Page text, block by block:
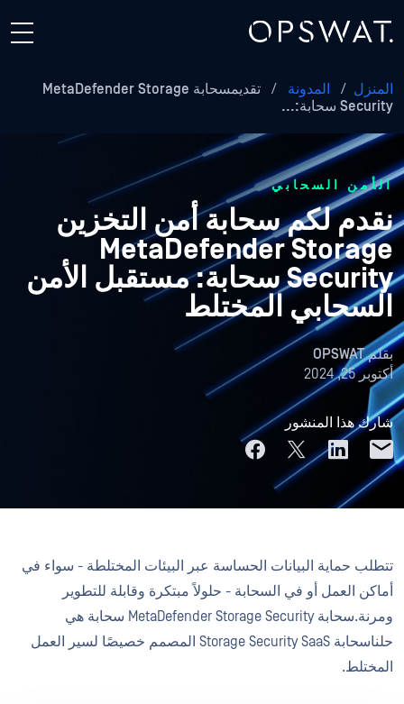
المنزل / المدونة /
تقديمسحابة MetaDefender Storage
Security سحابة:...
الأمن السحابي
نقدم لكم سحابة أمن التخزين
MetaDefender Storage
Security سحابة: مستقبل الأمن
السحابي المختلط
بقلمOPSWAT
أكتوبر 25, 2024
شارك هذا المنشور
تتطلب حماية البيانات الحساسة عبر البيئات المختلطة - سواء في
أماكن العمل أو في السحابة - حلولاً مبتكرة وقابلة للتطوير
ومرنة.سحابة MetaDefender Storage Security سحابة هي
حلناسحابة Storage Security SaaS المصمم خصيصًا لسير العمل
المختلط.